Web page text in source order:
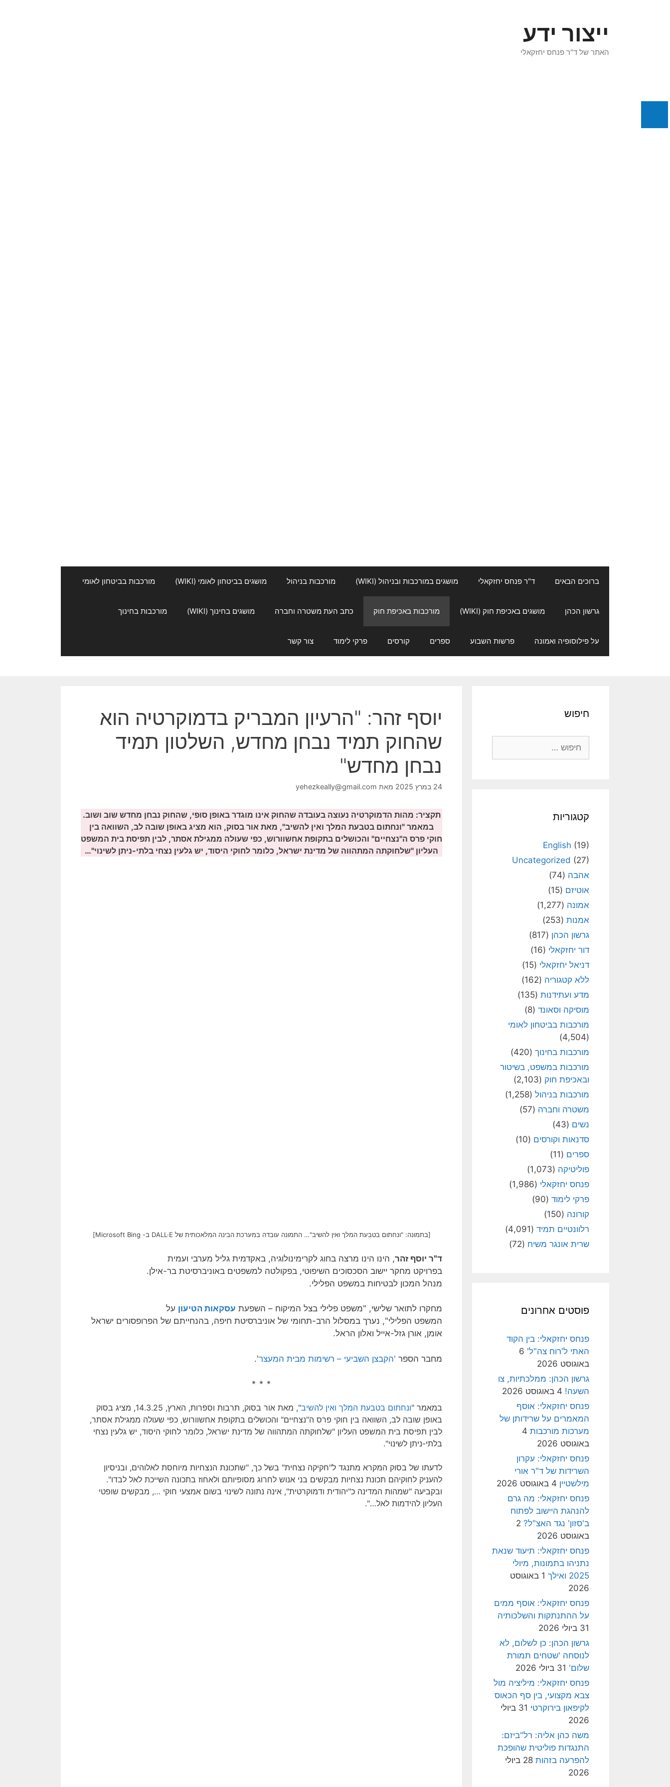
ייצור ידע
האתר של ד"ר פנחס יחזקאלי
ברוכים הבאים ד"ר פנחס יחזקאלי מושגים במורכבות ובניהול (WIKI) מורכבות בניהול מושגים בביטחון לאומי (WIKI) מורכבות בביטחון לאומי
גרשון הכהן מושגים באכיפת חוק (WIKI) מורכבות באכיפת חוק כתב העת משטרה וחברה מושגים בחינוך (WIKI) מורכבות בחינוך
על פילוסופיה ואמונה פרשות השבוע ספרים קורסים פרקי לימוד צור קשר
יוסף זהר: "הרעיון המבריק בדמוקרטיה הוא
שהחוק תמיד נבחן מחדש, השלטון תמיד
נבחן מחדש"
24 במרץ 2025 מאת yehezkeally@gmail.com
תקציר: מהות הדמוקרטיה נעוצה בעובדה שהחוק אינו מוגדר באופן סופי, שהחוק נבחן מחדש שוב ושוב.
במאמר "ונחתום בטבעת המלך ואין להשיב", מאת אור בסוק, הוא מציג באופן שובה לב, השוואה בין
חוקי פרס ה"נצחיים" והכושלים בתקופת אחשוורוש, כפי שעולה ממגילת אסתר, לבין תפיסת בית המשפט
העליון "שלחוקתה המתהווה של מדינת ישראל, כלומר לחוקי היסוד, יש גלעין נצחי בלתי-ניתן לשינוי"…
[בתמונה: "ונחתום בטבעת המלך ואין להשיב"… התמונה עובדה במערכת הבינה המלאכותית של DALL·E ב- Microsoft Bing]
ד"ר יוסף זהר, הינו הינו מרצה בחוג לקרימינולוגיה, באקדמית גליל מערבי ועמית
בפרויקט מחקר יישוב הסכסוכים השיפוטי, בפקולטה למשפטים באוניברסיטת בר-אילן.
מנהל המכון לבטיחות במשפט הפלילי.
מחקרו לתואר שלישי, "משפט פלילי בצל המיקוח – השפעת עסקאות הטיעון על
המשפט הפלילי", נערך במסלול הרב-תחומי של אוניברסיטת חיפה, בהנחייתם של הפרופסורים ישראל
אומן, אורן גזל-אייל ואלון הראל.
מחבר הספר 'הקבצן השביעי – רשימות מבית המעצר'.
* * *
במאמר "ונחתום בטבעת המלך ואין להשיב
", מאת אור בסוק, תרבות וספרות, הארץ, 14.3.25, מציג בסוק
באופן שובה לב, השוואה בין חוקי פרס ה"נצחיים" והכושלים בתקופת אחשוורוש, כפי שעולה ממגילת אסתר,
לבין תפיסת בית המשפט העליון "שלחוקתה המתהווה של מדינת ישראל, כלומר לחוקי היסוד, יש גלעין נצחי
בלתי-ניתן לשינוי".
לדעתו של בסוק המקרא מתנגד ל"חקיקה נצחית" בשל כך, "שתכונת הנצחיות מיוחסת לאלוהים, ובניסיון
להעניק לחוקיהם תכונת נצחיות מבקשים בני אנוש לחרוג מסופיותם ולאחוז בתכונה השייכת לאל לבדו".
ובקביעה "שמהות המדינה כ"יהודית ודמוקרטית", אינה נתונה לשינוי בשום אמצעי חוקי …, מבקשים שופטי
העליון להידמות לאל…".
חיפוש
קטגוריות
English (19)
Uncategorized (27)
אהבה (74)
אוטיזם (15)
אמונה (1,277)
אמנות (253)
גרשון הכהן (817)
דור יחזקאלי (16)
דניאל יחזקאלי (15)
ללא קטגוריה (162)
מדע ועתידנות (135)
מוסיקה וסאונד (8)
מורכבות בביטחון לאומי
(4,504)
מורכבות בחינוך (420)
מורכבות במשפט, בשיטור
ובאכיפת חוק (2,103)
מורכבות בניהול (1,258)
משטרה וחברה (57)
נשים (43)
סדנאות וקורסים (10)
ספרים (11)
פוליטיקה (1,073)
פנחס יחזקאלי (1,986)
פרקי לימוד (90)
קורונה (150)
רלוונטיים תמיד (4,091)
שרית אונגר משיח (72)
פוסטים אחרונים
פנחס יחזקאלי: בין הקוד
האתי ל'רוח צה"ל' 6
באוגוסט 2026
גרשון הכהן: ממלכתיות, צו
השעה! 4 באוגוסט 2026
פנחס יחזקאלי: אוסף
המאמרים על שרידותן של
מערכות מורכבות 4
באוגוסט 2026
פנחס יחזקאלי: עקרון
השרידות של ד"ר אורי
מילשטיין 4 באוגוסט 2026
פנחס יחזקאלי: מה גרם
להנהגת היישוב לפתוח
ב'סזון' נגד האצ"ל? 2
באוגוסט 2026
פנחס יחזקאלי: תיעוד שנאת
נתניהו בתמונות, מיולי
2025 ואילך
1 באוגוסט
2026
פנחס יחזקאלי: אוסף ממים
על ההתנתקות והשלכותיה
31 ביולי 2026
גרשון הכהן: כן לשלום, לא
לנוסחה 'שטחים תמורת
שלום' 31 ביולי 2026
פנחס יחזקאלי: מיליציה מול
צבא מקצועי, בין סף הכאוס
לקיפאון בירוקרטי
31 ביולי
2026
משה כהן אליה: רל"ביזם:
התנגדות פוליטית שהופכת
להפרעה בזהות
28 ביולי
2026